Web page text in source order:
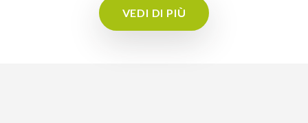
VEDI DI PIÙ